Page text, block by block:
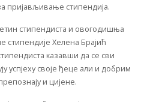
пријављивање стипендија.
стипендиста и овогодишња
стипендије Хелена Брајић
казавши да се сви
успјеху своје ђеце али и добрим
и цијене.